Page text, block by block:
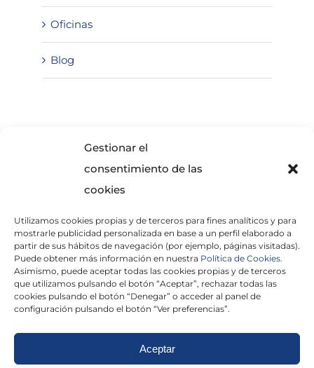
Gestionar el
consentimiento de las
cookies
Utilizamos cookies propias y de terceros para fines analíticos y para
mostrarle publicidad personalizada en base a un perfil elaborado a
partir de sus hábitos de navegación (por ejemplo, páginas visitadas).
Puede obtener más información en nuestra Política de Cookies.
Asimismo, puede aceptar todas las cookies propias y de terceros
que utilizamos pulsando el botón “Aceptar”, rechazar todas las
cookies pulsando el botón “Denegar” o acceder al panel de
configuración pulsando el botón “Ver preferencias”.
Aceptar
Oficinas
Blog
He leído y acepto laPolítica de Privacidad